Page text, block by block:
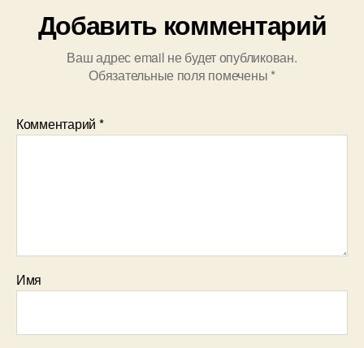
Добавить комментарий
Ваш адрес email не будет опубликован.
Обязательные поля помечены *
Комментарий *
Имя